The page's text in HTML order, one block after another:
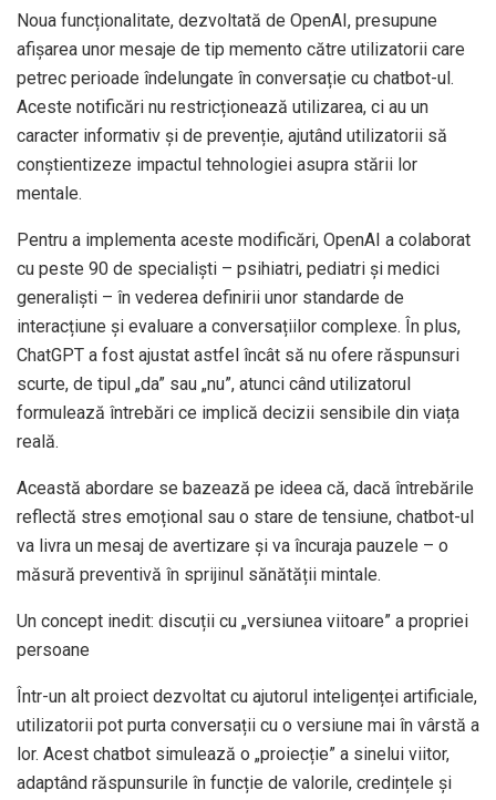
Noua funcționalitate, dezvoltată de OpenAI, presupune
afișarea unor mesaje de tip memento către utilizatorii care
petrec perioade îndelungate în conversație cu chatbot-ul.
Aceste notificări nu restricționează utilizarea, ci au un
caracter informativ și de prevenție, ajutând utilizatorii să
conștientizeze impactul tehnologiei asupra stării lor
mentale.
Pentru a implementa aceste modificări, OpenAI a colaborat
cu peste 90 de specialiști – psihiatri, pediatri și medici
generaliști – în vederea definirii unor standarde de
interacțiune și evaluare a conversațiilor complexe. În plus,
ChatGPT a fost ajustat astfel încât să nu ofere răspunsuri
scurte, de tipul „da” sau „nu”, atunci când utilizatorul
formulează întrebări ce implică decizii sensibile din viața
reală.
Această abordare se bazează pe ideea că, dacă întrebările
reflectă stres emoțional sau o stare de tensiune, chatbot-ul
va livra un mesaj de avertizare și va încuraja pauzele – o
măsură preventivă în sprijinul sănătății mintale.
Un concept inedit: discuții cu „versiunea viitoare” a propriei
persoane
Într-un alt proiect dezvoltat cu ajutorul inteligenței artificiale,
utilizatorii pot purta conversații cu o versiune mai în vârstă a
lor. Acest chatbot simulează o „proiecție” a sinelui viitor,
adaptând răspunsurile în funcție de valorile, credințele și